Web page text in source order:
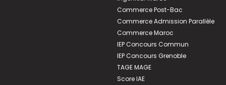
Commerce Post-Bac
Commerce Admission Parallèle
Commerce Maroc
IEP Concours Commun
IEP Concours Grenoble
TAGE MAGE
Score IAE